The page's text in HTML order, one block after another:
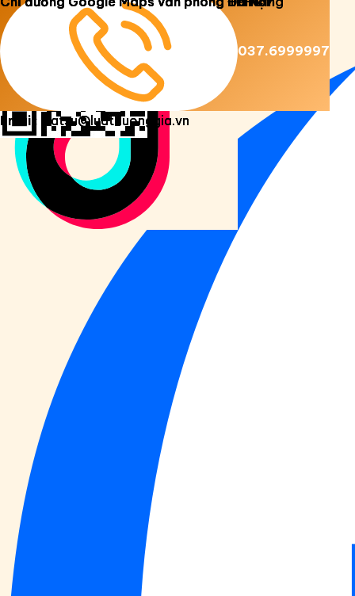
Copyright 2026 © Luật Dương Gia